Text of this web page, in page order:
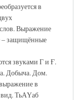
в
Выражение
– защищённые
звуками Г и Ғ.
Добыча. Дом.
в
ТьАҮаб